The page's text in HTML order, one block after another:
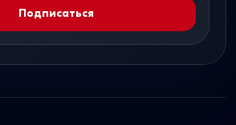
Подписаться